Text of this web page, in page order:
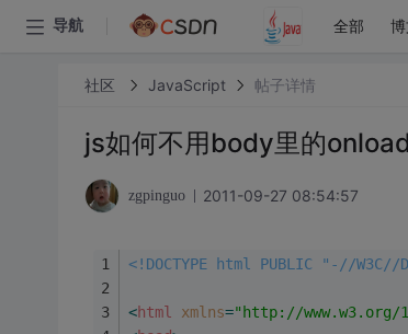
导航 全部
社区 JavaScript 帖子详情
js如何不用body里的
zgpinguo 2011-09-27 08:54:57
<!DOCTYPE html PUBLIC "-//
<html xmlns="http://www.w3.org/